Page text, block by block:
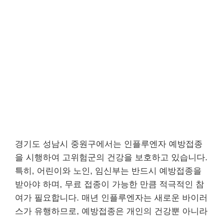
경기도 성남시 중원구에서는 인플루엔자 예방접종
을 시행하여 고위험군의 건강을 보호하고 있습니다.
특히, 어린이와 노인, 임신부는 반드시 예방접종을
받아야 하며, 무료 접종이 가능한 만큼 적극적인 참
여가 필요합니다. 매년 인플루엔자는 새로운 바이러
스가 유행하므로, 예방접종은 개인의 건강뿐 아니라